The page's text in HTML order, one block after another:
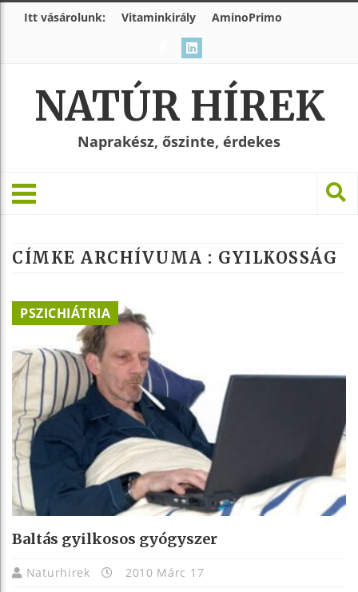
Itt vásárolunk: Vitaminkirály AminoPrimo
NATÚR HÍREK
Naprakész, őszinte, érdekes
CÍMKE ARCHÍVUMA : GYILKOSSÁG
PSZICHIÁTRIA
Baltás gyilkosos gyógyszer
Naturhirek 2010 Márc 17